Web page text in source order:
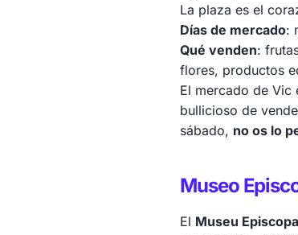
La plaza es el
Días de mercado:
Qué venden:
flores, productos
El mercado de Vic
bullicioso de
sábado, no os lo
Museo
El Museu